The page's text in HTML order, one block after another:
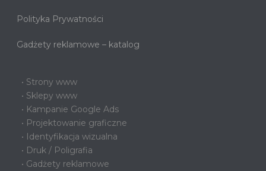
Polityka Prywatności
Gadżety reklamowe – katalog
• Strony www
• Sklepy www
• Kampanie Google Ads
• Projektowanie graficzne
• Identyfikacja wizualna
• Druk / Poligrafia
• Gadżety reklamowe